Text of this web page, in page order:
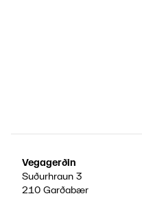
Vegagerðin
Suðurhraun 3
210 Garðabær